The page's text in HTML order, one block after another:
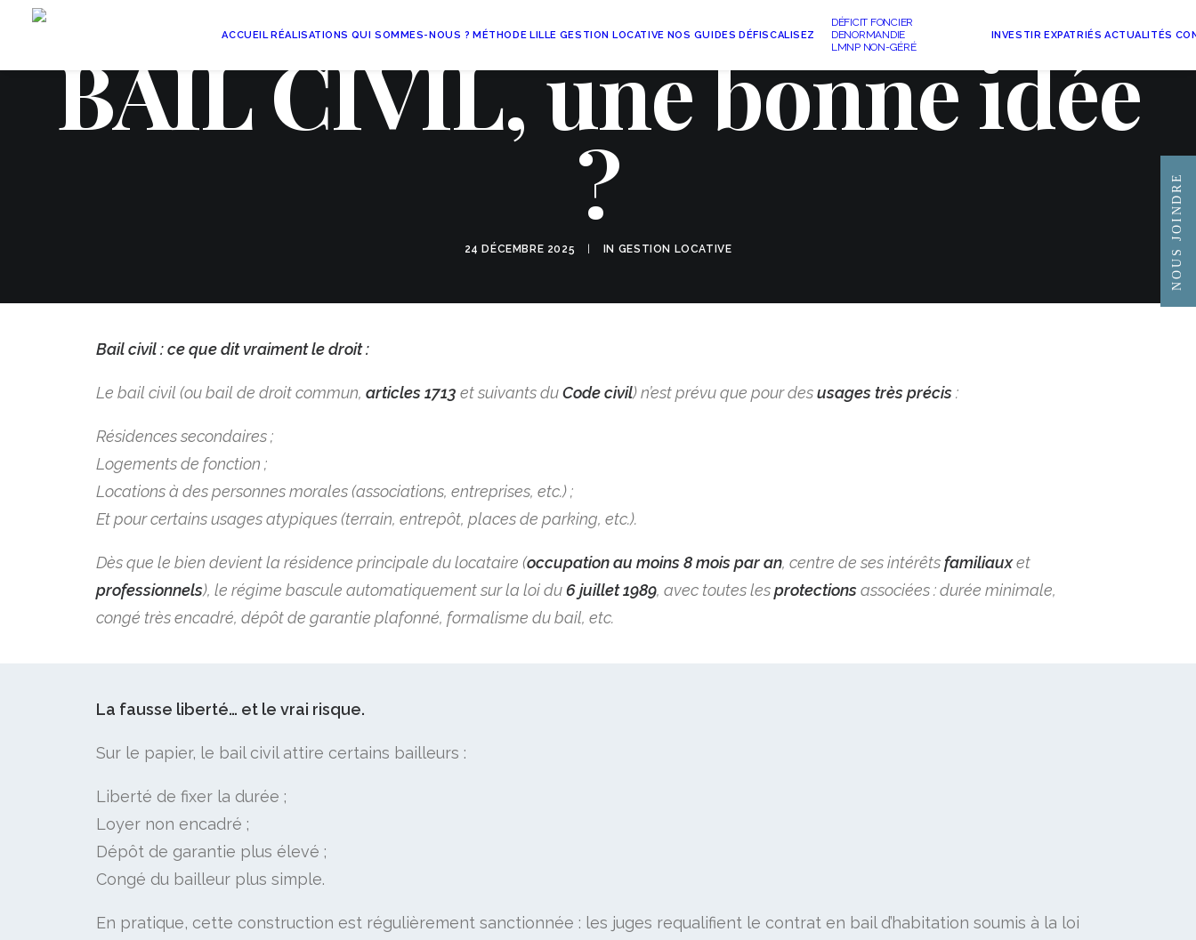
ACCUEIL RÉALISATIONS QUI SOMMES-NOUS ? MÉTHODE LILLE GESTION LOCATIVE NOS GUIDES DÉFISCALISEZ
DÉFICIT FONCIER
DENORMANDIE
LMNP NON-GÉRÉ
INVESTIR EXPATRIÉS ACTUALITÉS
BAIL CIVIL, une bonne idée
?
24 DÉCEMBRE 2025 IN GESTION LOCATIVE
Bail civil : ce que dit vraiment le droit :
Le bail civil (ou bail de droit commun, articles 1713 et suivants duCode civil) n’est prévu que pour desusages très précis:
Résidences secondaires ;
Logements de fonction ;
Locations à des personnes morales (associations, entreprises, etc.) ;
Et pour certains usages atypiques (terrain, entrepôt, places de parking, etc.).
Dès que le bien devient la résidence principale du locataire (occupation au moins 8 mois par an, centre de ses intérêtsfamiliauxet
professionnels), le régime bascule automatiquement sur la loi du6 juillet 1989, avec toutes lesprotectionsassociées : durée minimale,
congé très encadré, dépôt de garantie plafonné, formalisme du bail, etc.
La fausse liberté… et le vrai risque.
Sur le papier, le bail civil attire certains bailleurs :
Liberté de fixer la durée ;
Loyer non encadré ;
Dépôt de garantie plus élevé ;
Congé du bailleur plus simple.​
En pratique, cette construction est régulièrement sanctionnée : les juges requalifient le contrat en bail d’habitation soumis à la loi
NOUS JOINDRE